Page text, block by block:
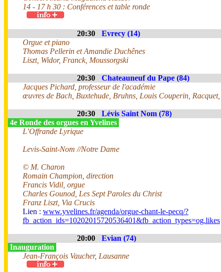
14 - 17 h 30 : Conférences et table ronde
20:30
Evrecy (14)
Orgue et piano
Thomas Pellerin et Amandie Duchênes
Liszt, Widor, Franck, Moussorgski
20:30
Chateauneuf du Pape (84)
Jacques Pichard, professeur de l'académie
œuvres de Bach, Buxtehude, Bruhns, Louis Couperin,
20:30
Lévis Saint Nom (78)
4e Ronde des orgues en Yvelines
L’Offrande Lyrique
Levis-Saint-Nom //Notre Dame
© M. Charon
Romain Champion, direction
Francis Vidil, orgue
Charles Gounod, Les Sept Paroles du Christ
Franz Liszt, Via Crucis
Lien : www.yvelines.fr/agenda/orgue-chant-le-pecq/?
fb_action_ids=10202015720536401&fb_action_types=og.likes
20:00
Evian (74)
Inauguration
Jean-François Vaucher, Lausanne